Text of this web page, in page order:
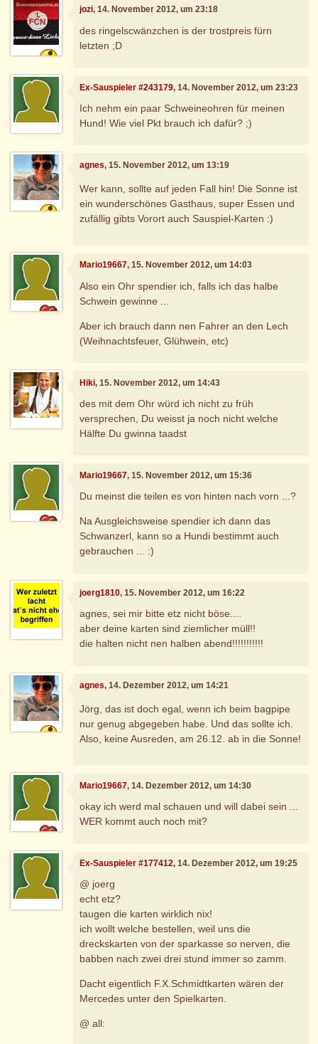
jozi, 14. November 2012, um 23:18
des ringelscwänzchen is der trostpreis fürn
letzten ;D
Ex-Sauspieler #243179, 14. November 2012, um 23:23
Ich nehm ein paar Schweineohren für meinen
Hund! Wie viel Pkt brauch ich dafür? ;)
agnes, 15. November 2012, um 13:19
Wer kann, sollte auf jeden Fall hin! Die Sonne ist
ein wunderschönes Gasthaus, super Essen und
zufällig gibts Vorort auch Sauspiel-Karten :)
Mario19667, 15. November 2012, um 14:03
Also ein Ohr spendier ich, falls ich das halbe
Schwein gewinne ...
Aber ich brauch dann nen Fahrer an den Lech
(Weihnachtsfeuer, Glühwein, etc)
Hiki, 15. November 2012, um 14:43
des mit dem Ohr würd ich nicht zu früh
versprechen, Du weisst ja noch nicht welche
Hälfte Du gwinna taadst
Mario19667, 15. November 2012, um 15:36
Du meinst die teilen es von hinten nach vorn ...?
Na Ausgleichsweise spendier ich dann das
Schwanzerl, kann so a Hundi bestimmt auch
gebrauchen ... :)
joerg1810, 15. November 2012, um 16:22
agnes, sei mir bitte etz nicht böse....
aber deine karten sind ziemlicher müll!!
die halten nicht nen halben abend!!!!!!!!!!!
agnes, 14. Dezember 2012, um 14:21
Jörg, das ist doch egal, wenn ich beim bagpipe
nur genug abgegeben habe. Und das sollte ich.
Also, keine Ausreden, am 26.12. ab in die Sonne!
Mario19667, 14. Dezember 2012, um 14:30
okay ich werd mal schauen und will dabei sein ...
WER kommt auch noch mit?
Ex-Sauspieler #177412, 14. Dezember 2012, um 19:25
@ joerg
echt etz?
taugen die karten wirklich nix!
ich wollt welche bestellen, weil uns die
dreckskarten von der sparkasse so nerven, die
babben nach zwei drei stund immer so zamm.
Dacht eigentlich F.X.Schmidtkarten wären der
Mercedes unter den Spielkarten.
@ all: